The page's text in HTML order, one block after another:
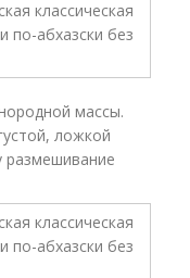
массы.
ложкой
размешивание